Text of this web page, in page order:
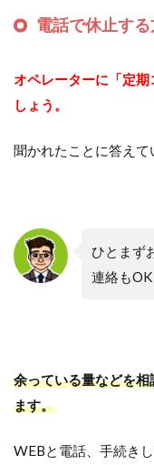
電話で休止す
オペレーターに「定
しょう。
聞かれたことに答えて
ひとまず
連絡もOK
余っている量などを
ます。
WEBと電話、手続き